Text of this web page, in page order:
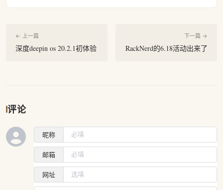
← 上一篇
深度deepin os 20.2.1初体验
下一篇 →
RackNerd的6.18活动出来了
评论
昵称
邮箱
网址